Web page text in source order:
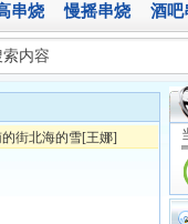
串烧 慢摇串烧 酒吧
街北海的雪[王娜]